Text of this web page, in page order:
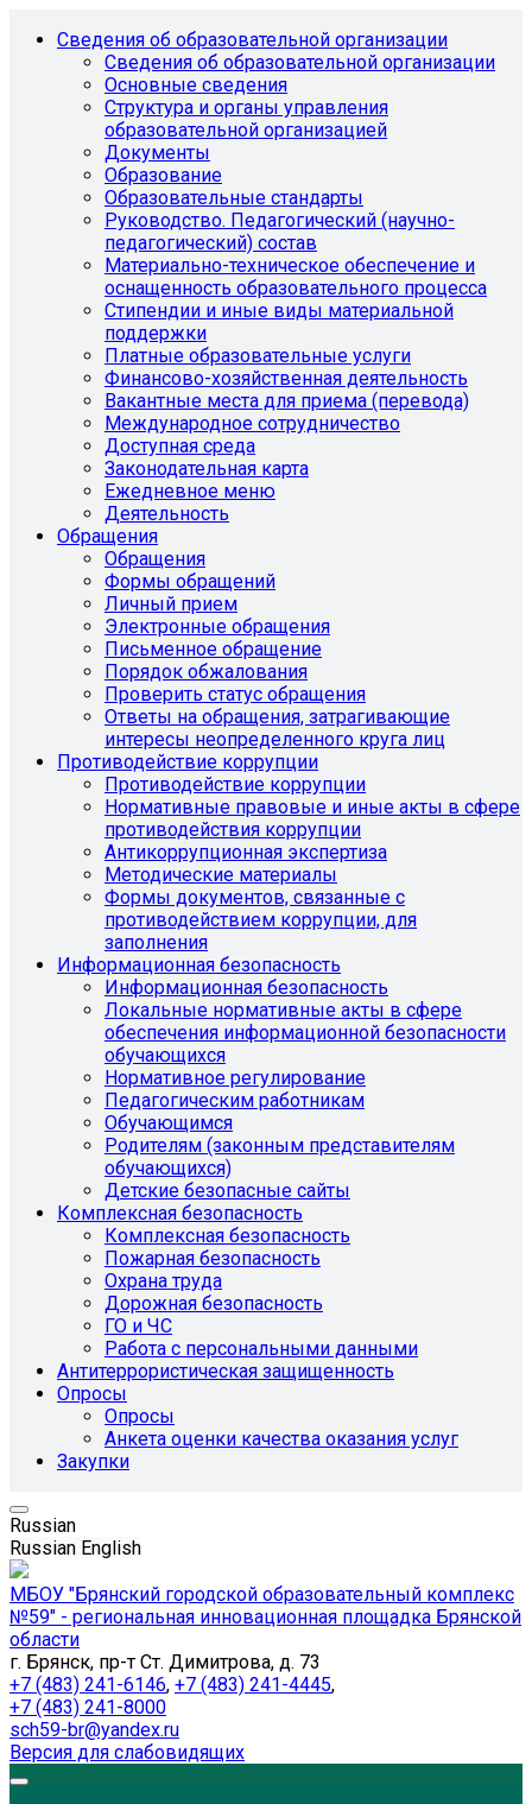
Сведения об образовательной организации
Сведения об образовательной организации
Основные сведения
Структура и органы управления
образовательной организацией
Документы
Образование
Образовательные стандарты
Руководство. Педагогический (научно-
педагогический) состав
Материально-техническое обеспечение и
оснащенность образовательного процесса
Стипендии и иные виды материальной
поддержки
Платные образовательные услуги
Финансово-хозяйственная деятельность
Вакантные места для приема (перевода)
Международное сотрудничество
Доступная среда
Законодательная карта
Ежедневное меню
Деятельность
Обращения
Обращения
Формы обращений
Личный прием
Электронные обращения
Письменное обращение
Порядок обжалования
Проверить статус обращения
Ответы на обращения, затрагивающие
интересы неопределенного круга лиц
Противодействие коррупции
Противодействие коррупции
Нормативные правовые и иные акты в сфере
противодействия коррупции
Антикоррупционная экспертиза
Методические материалы
Формы документов, связанные с
противодействием коррупции, для
заполнения
Информационная безопасность
Информационная безопасность
Локальные нормативные акты в сфере
обеспечения информационной безопасности
обучающихся
Нормативное регулирование
Педагогическим работникам
Обучающимся
Родителям (законным представителям
обучающихся)
Детские безопасные сайты
Комплексная безопасность
Комплексная безопасность
Пожарная безопасность
Охрана труда
Дорожная безопасность
ГО и ЧС
Работа с персональными данными
Антитеррористическая защищенность
Опросы
Опросы
Анкета оценки качества оказания услуг
Закупки
Russian
Russian English
МБОУ "Брянский городской образовательный комплекс
№59" - региональная инновационная площадка Брянской
области
г. Брянск, пр-т Ст. Димитрова, д. 73
+7 (483) 241-6146, +7 (483) 241-4445,
+7 (483) 241-8000
sch59-br@yandex.ru
Версия для слабовидящих